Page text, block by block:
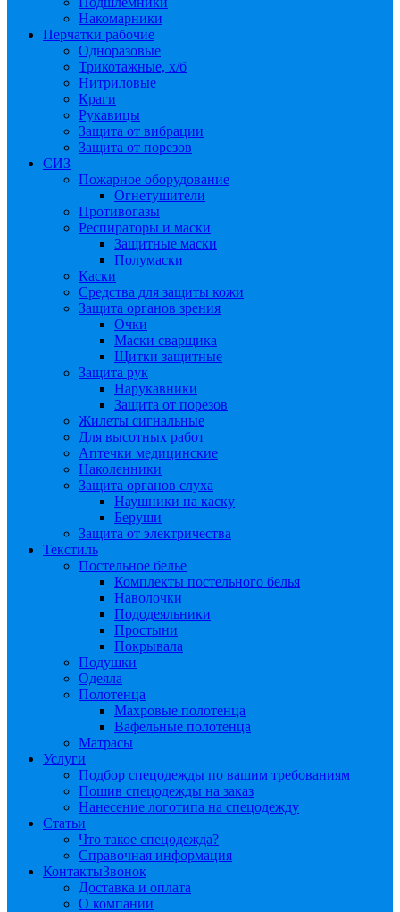
Накомарники
Перчатки рабочие
Одноразовые
Трикотажные, х/б
Нитриловые
Краги
Рукавицы
Защита от вибрации
Защита от порезов
СИЗ
Пожарное оборудование
Огнетушители
Противогазы
Респираторы и маски
Защитные маски
Полумаски
Каски
Средства для защиты кожи
Защита органов зрения
Очки
Маски сварщика
Щитки защитные
Защита рук
Нарукавники
Защита от порезов
Жилеты сигнальные
Для высотных работ
Аптечки медицинские
Наколенники
Защита органов слуха
Наушники на каску
Беруши
Защита от электричества
Текстиль
Постельное белье
Комплекты постельного белья
Наволочки
Пододеяльники
Простыни
Покрывала
Подушки
Одеяла
Полотенца
Махровые полотенца
Вафельные полотенца
Матрасы
Услуги
Подбор спецодежды по вашим требованиям
Пошив спецодежды на заказ
Нанесение логотипа на спецодежду
Статьи
Что такое спецодежда?
Справочная информация
КонтактыЗвонок
Доставка и оплата
О компании